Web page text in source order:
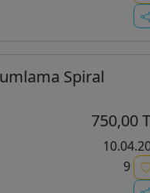
Spiral
750,00
9